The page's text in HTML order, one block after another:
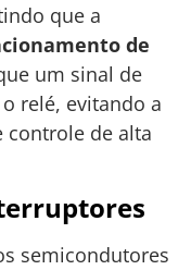
que a
de
um sinal de
relé, evitando a
controle de alta
semicondutores